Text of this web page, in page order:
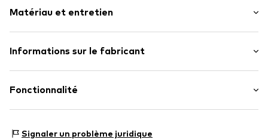
Bout rond
Semelle souple
Matériau et entretien
Matériau supérieur : Cuir, Synthétique
Contient des parties non textiles d'origine animale : oui
Pays d'origine : Indonésie
Informations sur le fabricant
Hoogoorddreef 9-A
NL
Fonctionnalité
Signaler un problème juridique